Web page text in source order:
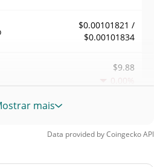
$0.00101821 /
$0.00101834
$9.88
0.00%
mais
Data provided byCoingeckoAPI